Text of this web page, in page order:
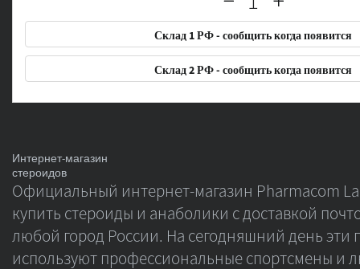
Склад 1 РФ - сообщить когда появится
Склад 2 РФ - сообщить когда появится
Интернет-магазин
стероидов
Официальный интернет-магазин Pharmacom
купить стероиды и анаболики с доставкой
любой город России. На сегодняшний день эти
используют профессиональные спортсмены и